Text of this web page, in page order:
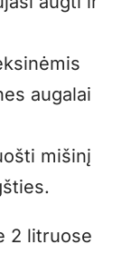
augalai
mišinį
2 litruose